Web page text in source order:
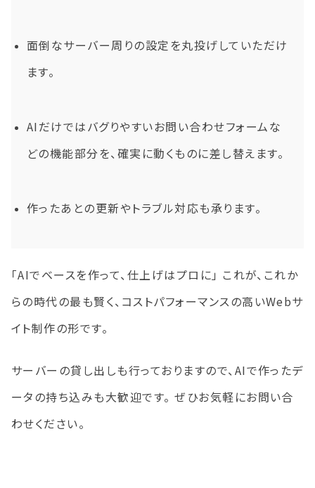
面倒なサーバー周りの設定を丸投げしていただけ
ます。
AIだけではバグりやすいお問い合わせフォームな
どの機能部分を、確実に動くものに差し替えます。
作ったあとの更新やトラブル対応も承ります。
「AIでベースを作って、仕上げはプロに」 これが、これか
らの時代の最も賢く、コストパフォーマンスの高いWebサ
イト制作の形です。
サーバーの貸し出しも行っておりますので、AIで作ったデ
ータの持ち込みも大歓迎です。 ぜひお気軽にお問い合
わせください。